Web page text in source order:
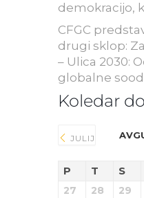
demokracijo,
CFGC
drugi sklop:
– Ulica 2030:
globalne
Koledar
JULIJ
P T S
27 28 29